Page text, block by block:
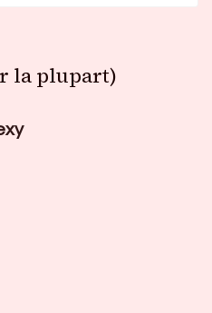
la plupart)